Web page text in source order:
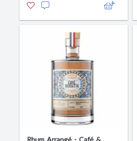
Rhum Arrangé - Café &